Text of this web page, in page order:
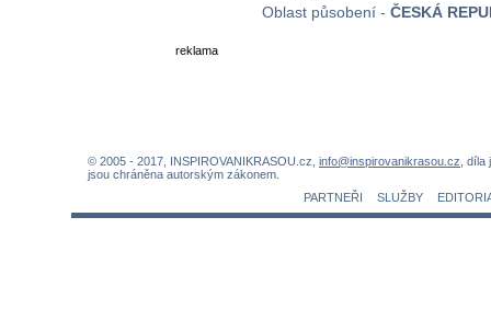
Oblast působení - ČESKÁ
reklama
© 2005 - 2017, INSPIROVANIKRASOU.cz, info@inspirovanikrasou.cz ,
jsou chráněna autorským zákonem.
PARTNEŘI
SLUŽBY